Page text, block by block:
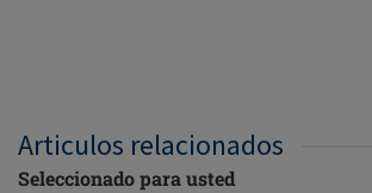
Articulos relacionados
Seleccionado para usted